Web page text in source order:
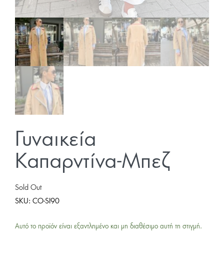
Γυναικεία
Καπαρντίνα-Μπεζ
Sold Out
SKU: CO-SI90
Αυτό το προϊόν είναι εξαντλημένο και μη διαθέσιμο αυτή τη στιγμή.